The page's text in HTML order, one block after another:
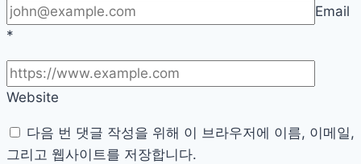
Email
*
Website
다음 번 댓글 작성을 위해 이 브라우저에 이름, 이메일,
그리고 웹사이트를 저장합니다.